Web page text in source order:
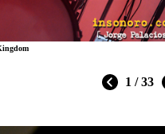
1 / 33